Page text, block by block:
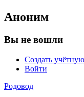
Аноним
Вы не вошли
Создать
Войти
Родовод